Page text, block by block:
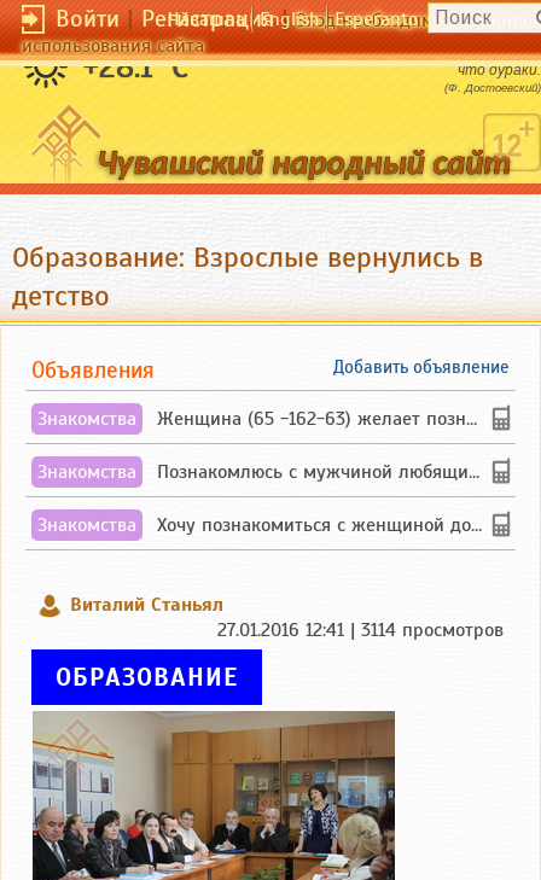
Войти|Регистрация|Вход необходим для
использования сайта
Чӑвашла English Esperanto
+28.1 °C
Много людей честных благодаря тому,
что дураки.
(Ф. Достоевский)
Образование: Взрослые вернулись в
детство
Добавить объявление
Объявления
Знакомства Женщина (65 -162-63) желает познакомиться с одиноким, добродушным, без вредных ...
Знакомства Познакомлюсь с мужчиной любящим танцевать и петь на родном чувашском языке
Знакомства Хочу познакомиться с женщиной до 55 лет чувашской или русской национальности дл...
Виталий Станьял
27.01.2016 12:41 | 3114 просмотров
ОБРАЗОВАНИЕ